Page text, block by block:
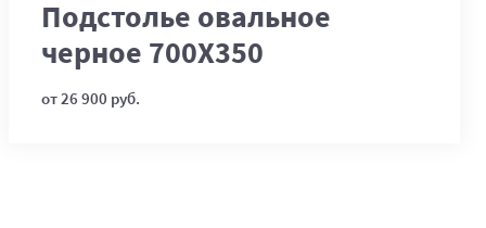
Подстолье овальное
черное 700Х350
от 26 900 руб.